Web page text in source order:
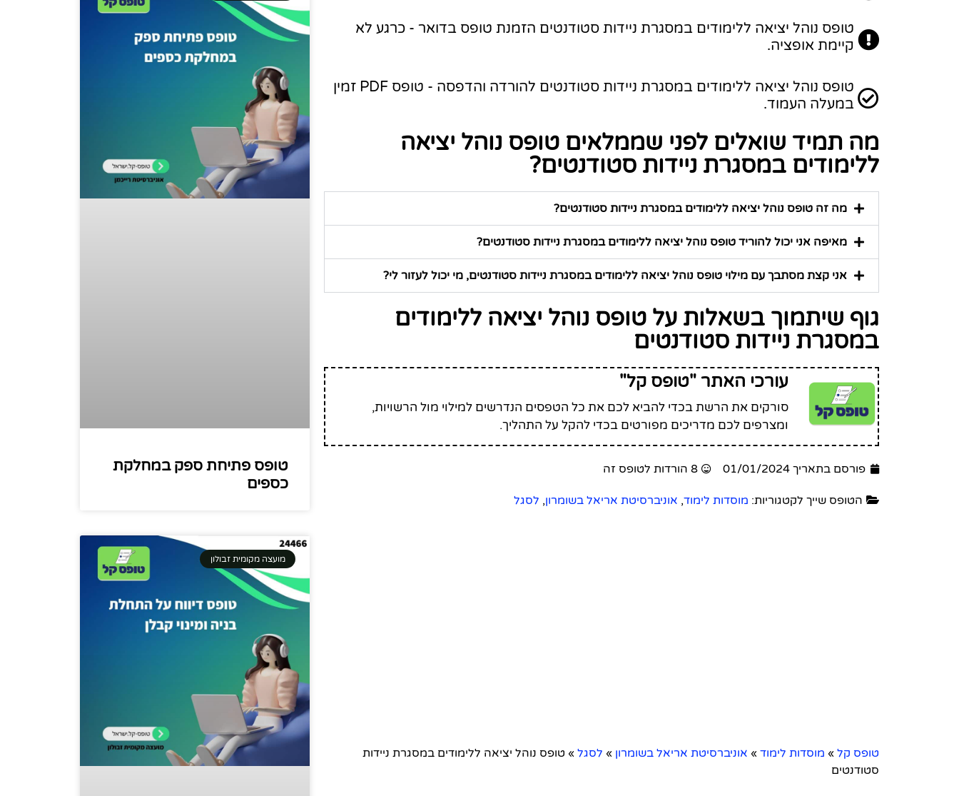
טופס נוהל יציאה ללימודים במסגרת ניידות סטודנטים הזמנת טופס בדואר - כרגע לא
קיימת אופציה.
טופס נוהל יציאה ללימודים במסגרת ניידות סטודנטים להורדה והדפסה - טופס PDF זמין
במעלה העמוד.
מה תמיד שואלים לפני שממלאים טופס נוהל יציאה
ללימודים במסגרת ניידות סטודנטים?
מה זה טופס נוהל יציאה ללימודים במסגרת ניידות סטודנטים?
מאיפה אני יכול להוריד טופס נוהל יציאה ללימודים במסגרת ניידות סטודנטים?
אני קצת מסתבך עם מילוי טופס נוהל יציאה ללימודים במסגרת ניידות סטודנטים, מי יכול לעזור לי?
גוף שיתמוך בשאלות על טופס נוהל יציאה ללימודים
במסגרת ניידות סטודנטים
עורכי האתר "טופס קל"
סורקים את הרשת בכדי להביא לכם את כל הטפסים הנדרשים למילוי מול הרשויות,
ומצרפים לכם מדריכים מפורטים בכדי להקל על התהליך.
פורסם בתאריך 01/01/2024 8 הורדות לטופס זה
הטופס שייך לקטגוריות: מוסדות לימוד, אוניברסיטת אריאל בשומרון, לסגל
טופס קל » מוסדות לימוד » אוניברסיטת אריאל בשומרון » לסגל » טופס נוהל יציאה ללימודים במסגרת ניידות
סטודנטים
טופס פתיחת ספק במחלקת
כספים
מועצה מקומית זבולון